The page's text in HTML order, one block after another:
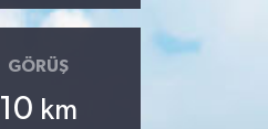
GÖRÜŞ
10 km